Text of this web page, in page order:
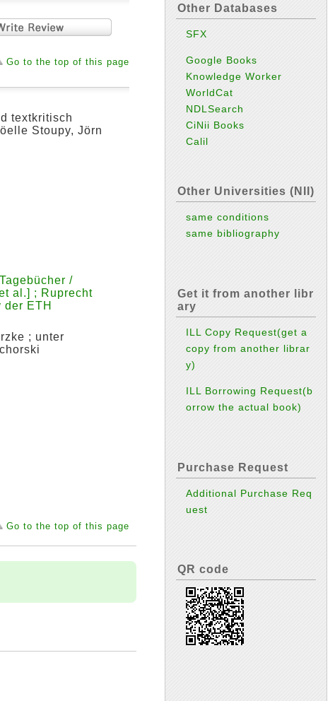
Go to the top of this page
textkritisch
Stoupy, Jörn
/
al.] ; Ruprecht
ETH
; unter
Go to the top of this page
Other Databases
SFX
Google Books
Knowledge Worker
WorldCat
NDLSearch
CiNii Books
Calil
Other Universities (NII)
same conditions
same bibliography
Get it from another libr
ary
ILL Copy Request(get a
copy from another librar
y)
ILL Borrowing Request(b
orrow the actual book)
Purchase Request
Additional Purchase Req
uest
QR code